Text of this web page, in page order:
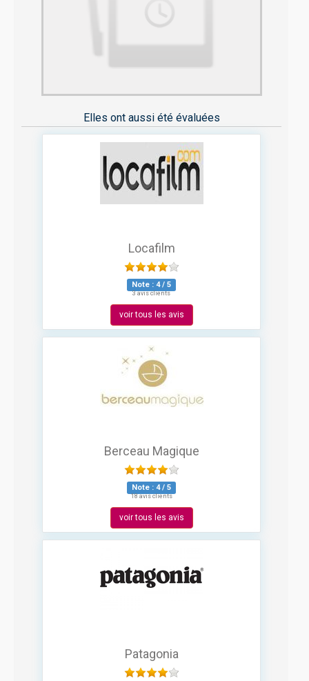
Elles ont aussi été évaluées
Locafilm
Note : 4/ 5
3 avis clients
voir tous les avis
Berceau Magique
Note : 4/ 5
18 avis clients
voir tous les avis
Patagonia